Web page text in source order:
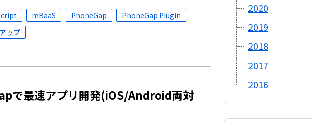
mBaaS PhoneGap
PhoneGap Plugin
ップ
で最速アプリ開発(iOS/Android両対
2020
2019
2018
2017
2016